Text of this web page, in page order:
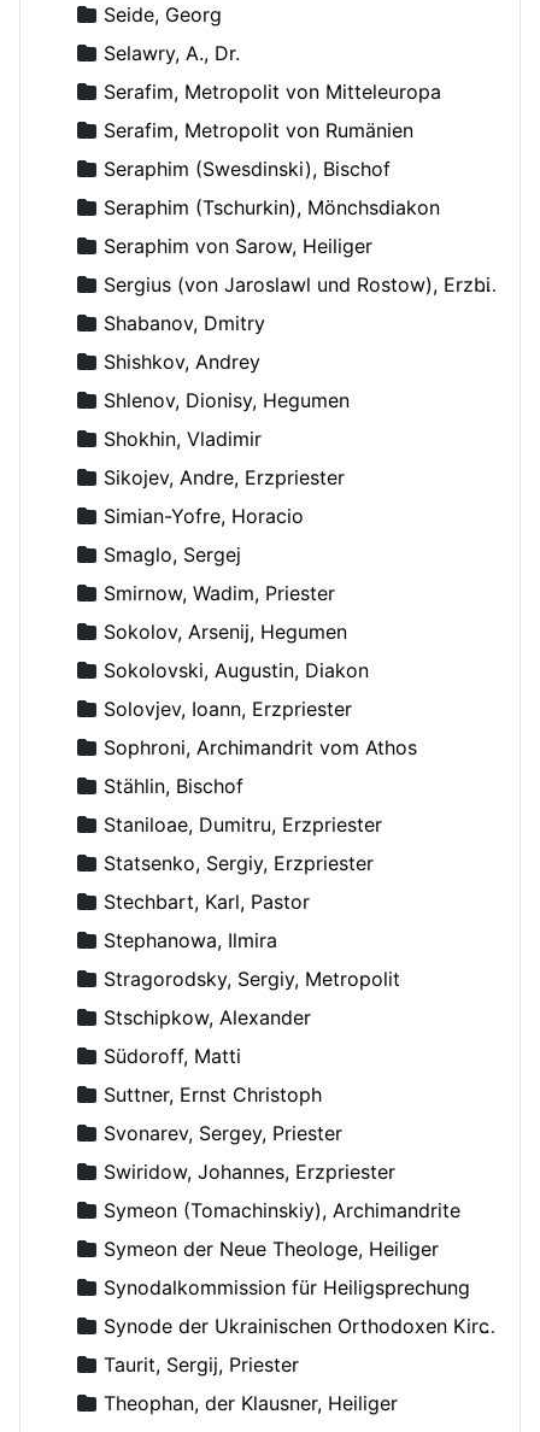
Seide, Georg
Selawry, A., Dr.
Serafim, Metropolit von Mitteleuropa
Serafim, Metropolit von Rumänien
Seraphim (Swesdinski), Bischof
Seraphim (Tschurkin), Mönchsdiakon
Seraphim von Sarow, Heiliger
Sergius (von Jaroslawl und Rostow), Erzbischof
Shabanov, Dmitry
Shishkov, Andrey
Shlenov, Dionisy, Hegumen
Shokhin, Vladimir
Sikojev, Andre, Erzpriester
Simian-Yofre, Horacio
Smaglo, Sergej
Smirnow, Wadim, Priester
Sokolov, Arsenij, Hegumen
Sokolovski, Augustin, Diakon
Solovjev, Ioann, Erzpriester
Sophroni, Archimandrit vom Athos
Stählin, Bischof
Staniloae, Dumitru, Erzpriester
Statsenko, Sergiy, Erzpriester
Stechbart, Karl, Pastor
Stephanowa, Ilmira
Stragorodsky, Sergiy, Metropolit
Stschipkow, Alexander
Südoroff, Matti
Suttner, Ernst Christoph
Svonarev, Sergey, Priester
Swiridow, Johannes, Erzpriester
Symeon (Tomachinskiy), Archimandrite
Symeon der Neue Theologe, Heiliger
Synodalkommission für Heiligsprechung
Synode der Ukrainischen Orthodoxen Kirche
Taurit, Sergij, Priester
Theophan, der Klausner, Heiliger